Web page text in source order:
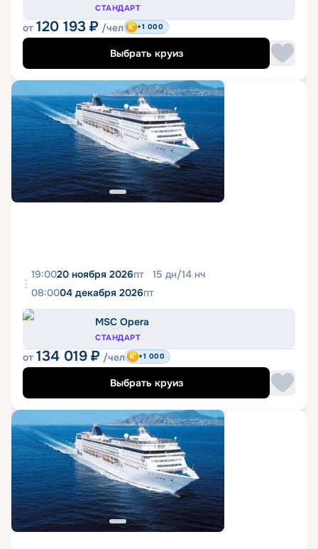
СТАНДАРТ
от 120 193 ₽ /чел +1 000
Выбрать круиз
19:0020 ноября 2026пт 15 дн/14 нч
08:0004 декабря 2026пт
MSC Opera
СТАНДАРТ
от 134 019 ₽ /чел +1 000
Выбрать круиз